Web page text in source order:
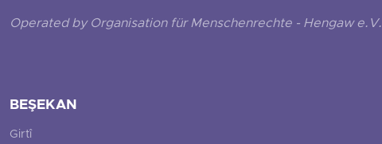
Operated by Organisation für Menschenrechte - Hengaw e.V.
BEŞEKAN
Girtî